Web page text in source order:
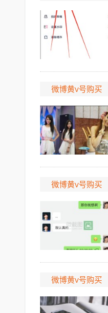
微博黄v号购买
微博黄v号购买
微博黄v号购买